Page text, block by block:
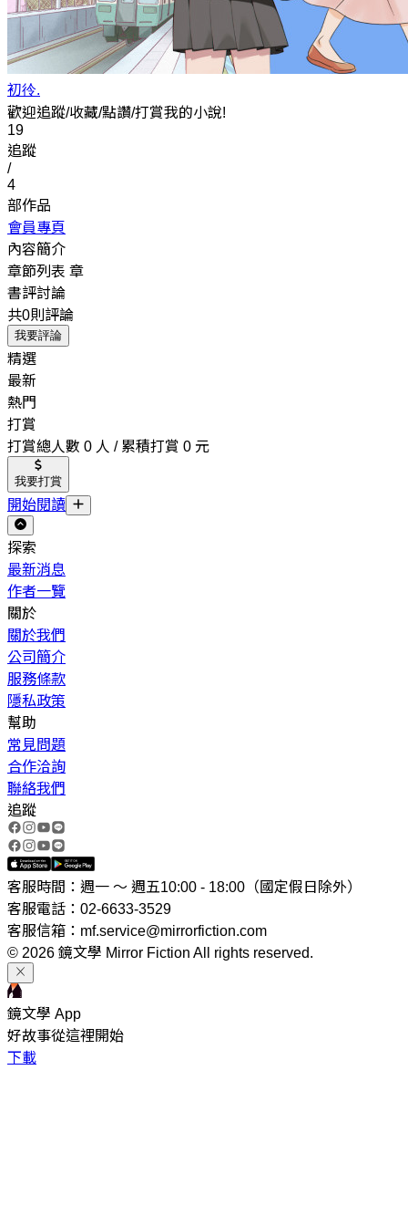
初彾.
歡迎追蹤/收藏/點讚/打賞我的小說!
19
追蹤
/
4
部作品
會員專頁
內容簡介
章節列表 章
書評討論
共0則評論
我要評論
精選
最新
熱門
打賞
打賞總人數 0 人 / 累積打賞 0 元
我要打賞
開始閱讀
探索
最新消息
作者一覽
關於
關於我們
公司簡介
服務條款
隱私政策
幫助
常見問題
合作洽詢
聯絡我們
追蹤
客服時間：週一 ～ 週五10:00 - 18:00（國定假日除外）
客服電話：02-6633-3529
客服信箱：mf.service@mirrorfiction.com
© 2026 鏡文學 Mirror Fiction All rights reserved.
鏡文學 App
好故事從這裡開始
下載